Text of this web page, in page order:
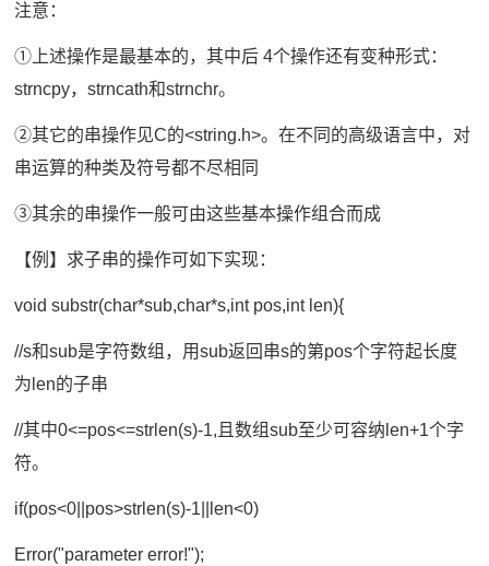
注意：
①上述操作是最基本的，其中后 4个操作还有变种形式：
strncpy，strncath和strnchr。
②其它的串操作见C的<string.h>。在不同的高级语言中，对
串运算的种类及符号都不尽相同
③其余的串操作一般可由这些基本操作组合而成
【例】求子串的操作可如下实现：
void substr(char*sub,char*s,int pos,int len){
//s和sub是字符数组，用sub返回串s的第pos个字符起长度
为len的子串
//其中0<=pos<=strlen(s)-1,且数组sub至少可容纳len+1个字
符。
if(pos<0||pos>strlen(s)-1||len<0)
Error("parameter error!");